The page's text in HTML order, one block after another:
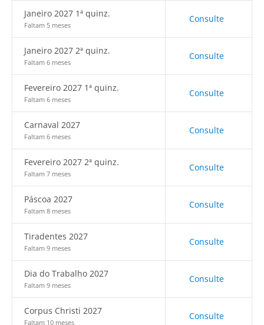
Janeiro 2027 1ª quinz.
Faltam 5 meses
Consulte
Janeiro 2027 2ª quinz.
Faltam 6 meses
Consulte
Fevereiro 2027 1ª quinz.
Faltam 6 meses
Consulte
Carnaval 2027
Faltam 6 meses
Consulte
Fevereiro 2027 2ª quinz.
Faltam 7 meses
Consulte
Páscoa 2027
Faltam 8 meses
Consulte
Tiradentes 2027
Faltam 9 meses
Consulte
Dia do Trabalho 2027
Faltam 9 meses
Consulte
Corpus Christi 2027
Faltam 10 meses
Consulte